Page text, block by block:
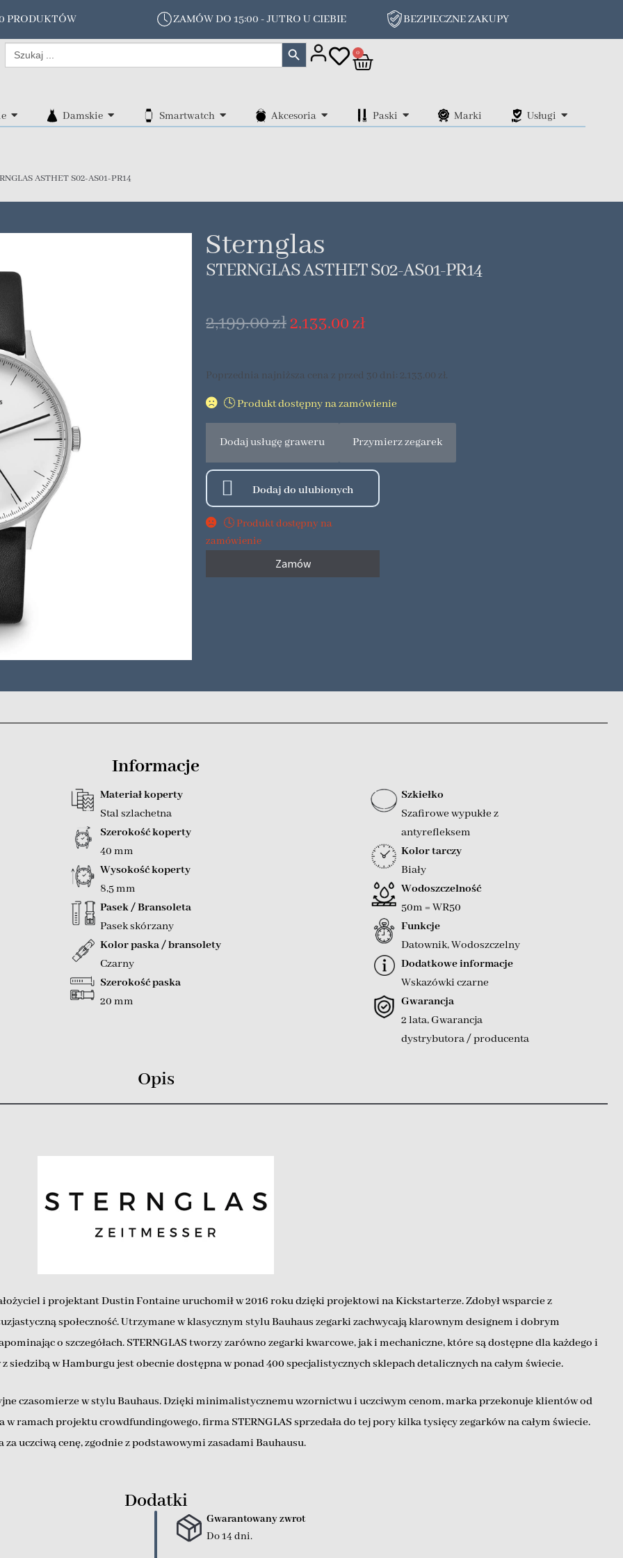
PRODUKTÓW ZAMÓW DO 15:00 - JUTRO U CIEBIE BEZPIECZNE ZAKUPY
Search
for:
Search Button
0
Damskie Smartwatch Akcesoria Paski Marki Usługi
ASTHET S02-AS01-PR14
Sternglas
STERNGLAS ASTHET S02-AS01-PR14
2,199.00zł2,133.00zł
Poprzednia najniższa cena z przed 30 dni: 2,133.00 zł.
🕓 Produkt dostępny na zamówienie
Dodaj usługę graweru Przymierz zegarek
🕓 Produkt dostępny na
zamówienie
Zamów
Informacje
Materiał koperty
Stal szlachetna
Szerokość koperty
40 mm
Wysokość koperty
8,5 mm
Pasek / Bransoleta
Pasek skórzany
Kolor paska / bransolety
Czarny
Szerokość paska
20 mm
Szkiełko
Szafirowe wypukłe z
antyrefleksem
Kolor tarczy
Biały
Wodoszczelność
50m = WR50
Funkcje
Datownik,Wodoszczelny
Dodatkowe informacje
Wskazówki czarne
Gwarancja
2 lata, Gwarancja
dystrybutora / producenta
Opis
i projektant Dustin Fontaine uruchomił w 2016 roku dzięki projektowi na Kickstarterze. Zdobył wsparcie z
społeczność. Utrzymane w klasycznym stylu Bauhaus zegarki zachwycają klarownym designem i dobrym
o szczegółach. STERNGLAS tworzy zarówno zegarki kwarcowe, jak i mechaniczne, które są dostępne dla każdego i
siedzibą w Hamburgu jest obecnie dostępna w ponad 400 specjalistycznych sklepach detalicznych na całym świecie.
czasomierze w stylu Bauhaus. Dzięki minimalistycznemu wzornictwu i uczciwym cenom, marka przekonuje klientów od
ramach projektu crowdfundingowego, firma STERNGLAS sprzedała do tej pory kilka tysięcy zegarków na całym świecie.
uczciwą cenę, zgodnie z podstawowymi zasadami Bauhausu.
Dodatki
Gwarantowany zwrot
Do 14 dni.